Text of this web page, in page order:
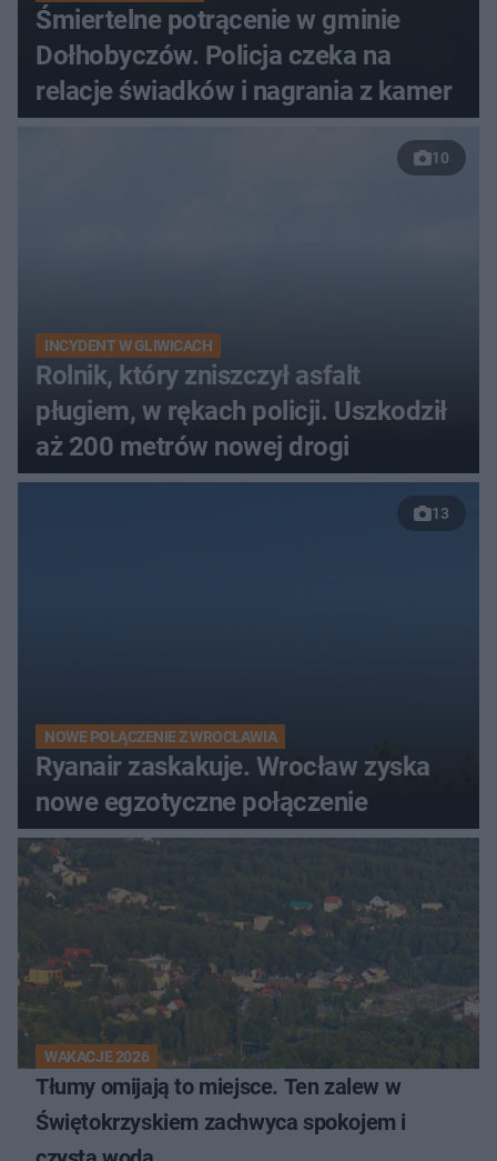
Śmiertelne potrącenie w gminie
Dołhobyczów. Policja czeka na
relacje świadków i nagrania z kamer
10
INCYDENT W GLIWICACH
Rolnik, który zniszczył asfalt
pługiem, w rękach policji. Uszkodził
aż 200 metrów nowej drogi
13
NOWE POŁĄCZENIE Z WROCŁAWIA
Ryanair zaskakuje. Wrocław zyska
nowe egzotyczne połączenie
WAKACJE 2026
Tłumy omijają to miejsce. Ten zalew w
Świętokrzyskiem zachwyca spokojem i